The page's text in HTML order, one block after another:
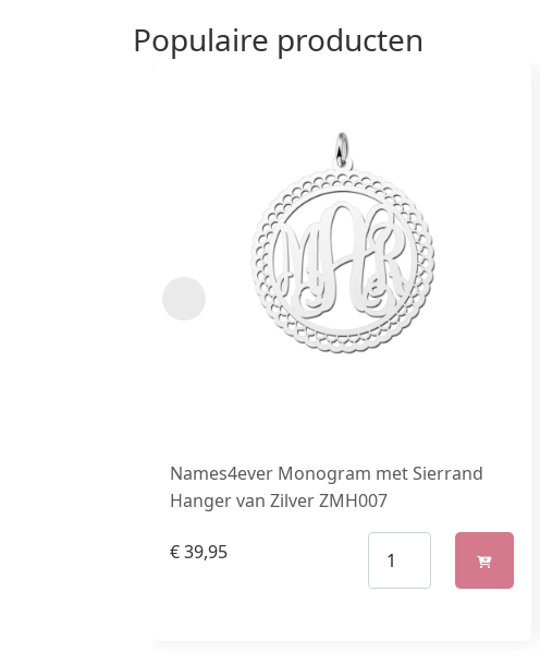
Populaire producten
Names4ever Monogram met Sierrand
Hanger van Zilver ZMH007
€39,95